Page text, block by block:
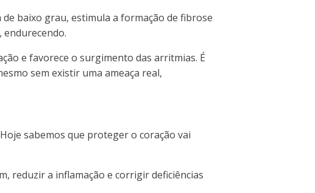
de baixo grau, estimula a formação de fibrose
endurecendo.
e favorece o surgimento das arritmias. É
sem existir uma ameaça real,
Hoje sabemos que proteger o coração vai
reduzir a inflamação e corrigir deficiências